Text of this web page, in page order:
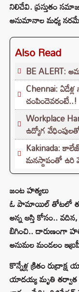
నిలిచేవి. ప్రస్తుతం
అనుమానాల మధ్య
Also Read
BE ALERT:
Chennai:
చంపిందెవరంటే..!
Workplace
ఉద్యోగ
Kakinada:
మనస్దాపంతో ఉరి
జంట హత్యలు
ఓ పామాయిల్ తోటలో తల్లీ,
అన్న ఆస్తి కోసం..
బిగించి.. దారుణంగా
అనుమల మండలం
కొన్నేళ్ల క్రితం
యాదయ్య మృతి తర్వాత